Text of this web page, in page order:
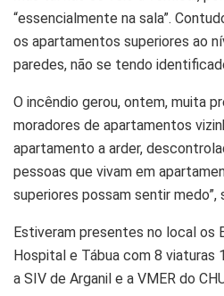
“essencialmente na sala”.
os apartamentos superiores ao
paredes, não se tendo
O incêndio gerou, ontem, muita
moradores de apartamentos
apartamento a arder,
pessoas que vivam em
superiores possam sentir medo”,
Estiveram presentes no local os
Hospital e Tábua com 8 viaturas
a SIV de Arganil e a VMER do